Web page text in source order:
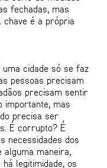
fechadas, mas
chave é a própria
uma cidade só se faz
pessoas precisam
precisam sentir
importante, mas
precisa ser
É corrupto? É
necessidades dos
alguma maneira,
legitimidade, os